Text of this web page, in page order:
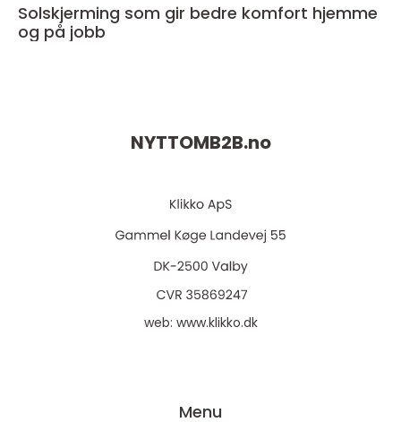
Solskjerming som gir bedre komfort hjemme
og på jobb
NYTTOMB2B.no
web: www.klikko.dk
Menu